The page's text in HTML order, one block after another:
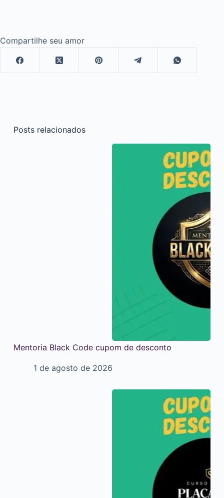
Compartilhe seu amor
Posts relacionados
Mentoria Black Code cupom de desconto
1 de agosto de 2026